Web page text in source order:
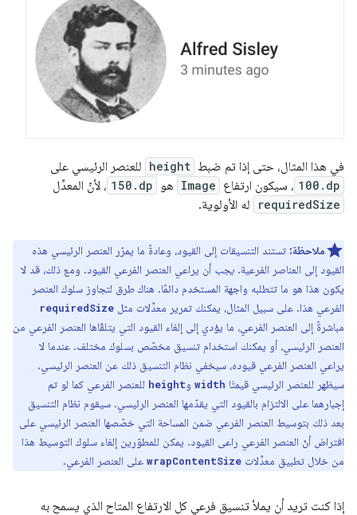
في هذا المثال، حتى إذا تم ضبط height للعنصر الرئيسي على
100.dp ، سيكون ارتفاع Image هو 150.dp ، لأنّ المعدِّل
requiredSize له الأولوية.
ملاحظة: تستند التنسيقات إلى القيود، وعادةً ما يمرّر العنصر الرئيسي هذه
القيود إلى العناصر الفرعية. يجب أن يراعي العنصر الفرعي القيود. ومع ذلك، قد لا
يكون هذا هو ما تتطلبه واجهة المستخدم دائمًا. هناك طرق لتجاوز سلوك العنصر
الفرعي هذا. على سبيل المثال، يمكنك تمرير معدِّلات مثل requiredSize
مباشرةً إلى العنصر الفرعي، ما يؤدي إلى إلغاء القيود التي يتلقّاها العنصر الفرعي من
العنصر الرئيسي، أو يمكنك استخدام تنسيق مخصّص بسلوك مختلف. عندما لا
يراعي العنصر الفرعي قيوده، سيخفي نظام التنسيق ذلك عن العنصر الرئيسي.
سيظهر للعنصر الرئيسي قيمتَا width وheight للعنصر الفرعي كما لو تم
إجبارهما على الالتزام بالقيود التي يقدّمها العنصر الرئيسي. سيقوم نظام التنسيق
بعد ذلك بتوسيط العنصر الفرعي ضمن المساحة التي خصّصها العنصر الرئيسي على
افتراض أنّ العنصر الفرعي راعى القيود. يمكن للمطوّرين إلغاء سلوك التوسيط هذا
من خلال تطبيق معدِّلات wrapContentSize على العنصر الفرعي.
إذا كنت تريد أن يملأ تنسيق فرعي كل الارتفاع المتاح الذي يسمح به